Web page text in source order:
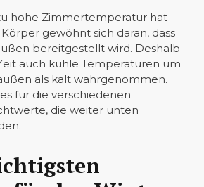
hohe Zimmertemperatur hat
gewöhnt sich daran, dass
bereitgestellt wird. Deshalb
auch kühle Temperaturen um
als kalt wahrgenommen.
für die verschiedenen
die weiter unten